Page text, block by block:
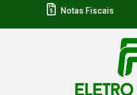
Notas Fiscais